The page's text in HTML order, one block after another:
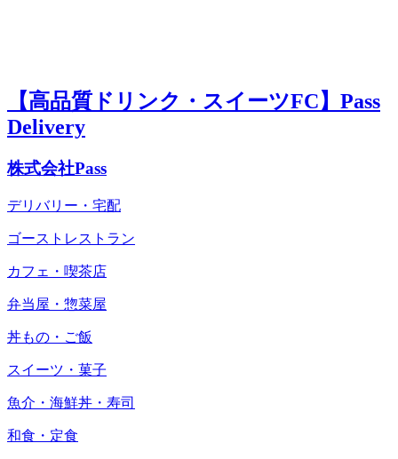
【高品質ドリンク・スイーツFC】Pass
Delivery
株式会社Pass
デリバリー・宅配
ゴーストレストラン
カフェ・喫茶店
弁当屋・惣菜屋
丼もの・ご飯
スイーツ・菓子
魚介・海鮮丼・寿司
和食・定食